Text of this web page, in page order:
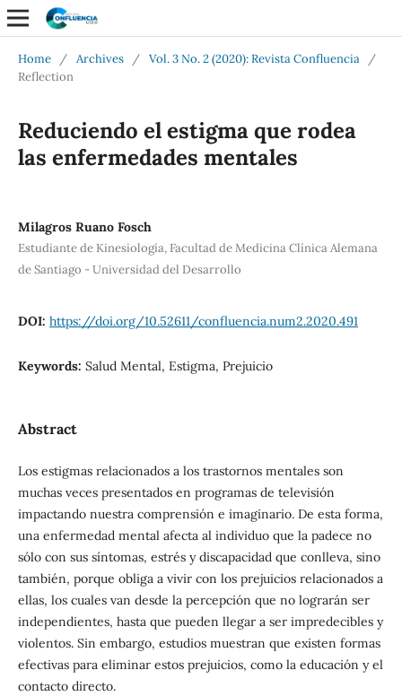
Home / Archives / Vol. 3 No. 2 (2020): Revista Confluencia
/
Reflection
Reduciendo el estigma que rodea
las enfermedades mentales
Milagros Ruano Fosch
Estudiante de Kinesiología, Facultad de Medicina Clínica Alemana
de Santiago - Universidad del Desarrollo
DOI: https://doi.org/10.52611/confluencia.num2.2020.491
Keywords: Salud Mental, Estigma, Prejuicio
Abstract
Los estigmas relacionados a los trastornos mentales son
muchas veces presentados en programas de televisión
impactando nuestra comprensión e imaginario. De esta forma,
una enfermedad mental afecta al individuo que la padece no
sólo con sus síntomas, estrés y discapacidad que conlleva, sino
también, porque obliga a vivir con los prejuicios relacionados a
ellas, los cuales van desde la percepción que no lograrán ser
independientes, hasta que pueden llegar a ser impredecibles y
violentos. Sin embargo, estudios muestran que existen formas
efectivas para eliminar estos prejuicios, como la educación y el
contacto directo.